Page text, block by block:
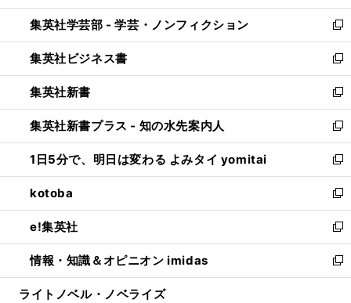
開
く
ウ
で
開
く
ン
ド
ウ
で
開
く
ウ
ィ
ン
ド
ウ
で
開
く
集英社学芸部 - 学芸・ノンフィクション
新
し
い
ウ
ィ
ン
ド
ウ
で
開
く
集英社ビジネス書
新
し
い
ウ
ィ
ン
ド
ウ
で
開
く
集英社新書
新
し
い
ウ
ィ
ン
ド
ウ
で
開
く
集英社新書プラス - 知の水先案内人
新
し
い
ウ
ィ
ン
ド
ウ
で
開
1日5分で、明日は変わる よみタイ yomitai
新
し
い
ウ
ィ
ン
ド
ウ
kotoba
新
し
い
ウ
ィ
ン
e!集英社
新
し
い
ウ
情報・知識＆オピニオン imidas
新
し
ライトノベル・ノベライズ